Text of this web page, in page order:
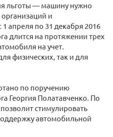
льготы — машину нужно
и
1 апреля по 31 декабря 2016
длится на протяжении трех
на учет.
физических, так и для
по поручению
Георгия Полатавченко. По
стимулировать
автомобильной